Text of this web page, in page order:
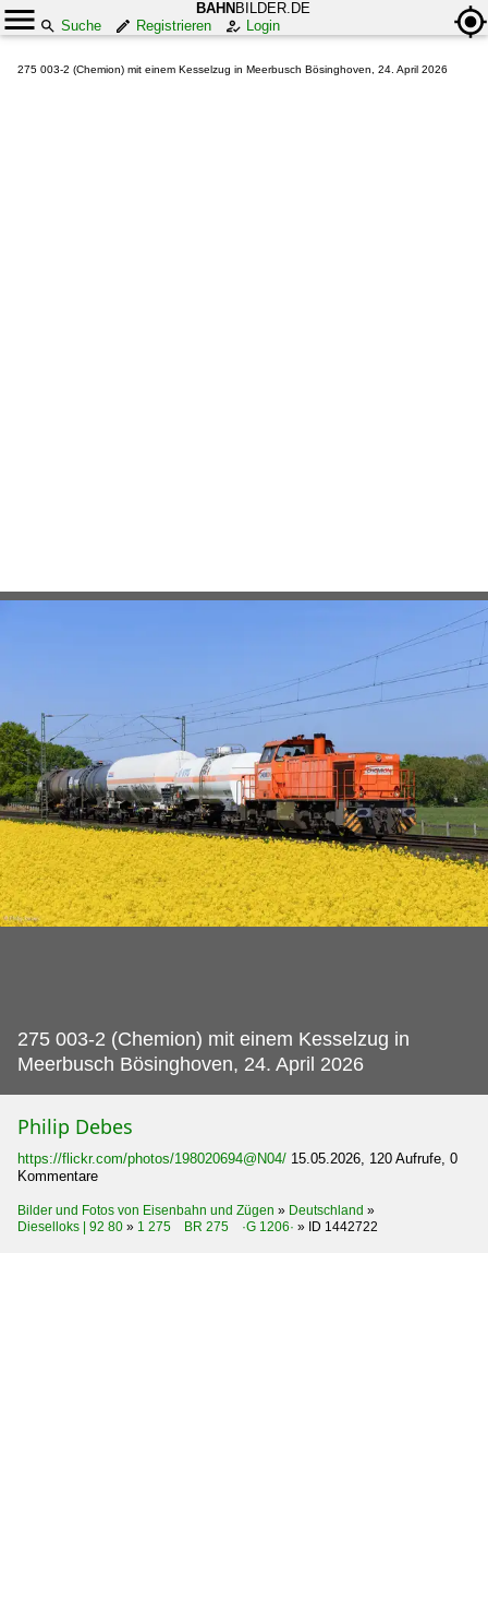
BAHN BILDER.DE
Suche
Registrieren Login
275 003-2 (Chemion) mit einem Kesselzug in Meerbusch Bösinghoven, 24. April 2026
275 003-2 (Chemion) mit einem Kesselzug in
Meerbusch Bösinghoven, 24. April 2026
Philip Debes
https://flickr.com/photos/198020694@N04/ 15.05.2026, 120 Aufrufe, 0
Kommentare
Bilder und Fotos von Eisenbahn und Zügen » Deutschland »
Dieselloks | 92 80 » 1 275 BR 275 ·G 1206· » ID 1442722